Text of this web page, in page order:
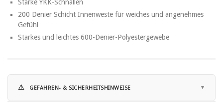
Starke YKK-Schnallen
200 Denier Schicht Innenweste für weiches und angenehmes
Gefühl
Starkes und leichtes 600-Denier-Polyestergewebe
⚠ GEFAHREN- & SICHERHEITSHINWEISE